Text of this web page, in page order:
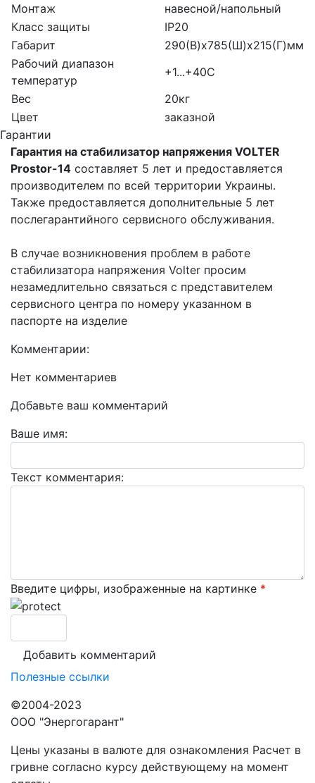
Монтаж
навесной/напольный
Класс защиты
IP20
Габарит
290(В)х785(Ш)х215(Г)мм
Рабочий диапазон
температур
+1...+40С
Вес
20кг
Цвет
заказной
Гарантии
Гарантия на стабилизатор напряжения VOLTER
Prostor-14 составляет 5 лет и предоставляется
производителем по всей территории Украины.
Также предоставляется дополнительные 5 лет
послегарантийного сервисного обслуживания.
В случае возникновения проблем в работе
стабилизатора напряжения Volter просим
незамедлительно связаться с представителем
сервисного центра по номеру указанном в
паспорте на изделие
Комментарии:
Нет комментариев
Добавьте ваш комментарий
Ваше имя:
Текст комментария:
Введите цифры, изображенные на картинке *
Полезные ссылки
©2004-2023
ООО "Энергогарант"
Цены указаны в валюте для ознакомления Расчет в
гривне согласно курсу действующему на момент